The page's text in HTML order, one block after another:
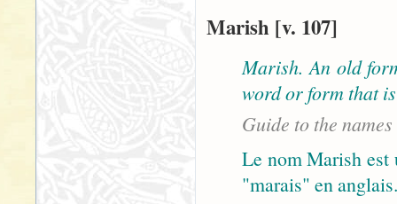
Marish [v. 107]
Marish. An old
word or form that
Guide to the names
Le nom Marish
"marais" en